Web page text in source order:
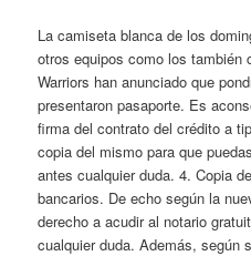
La camiseta blanca de los
otros equipos como los también
Warriors han anunciado que
presentaron pasaporte. Es
firma del contrato del crédito a
copia del mismo para que
antes cualquier duda. 4. Copia
bancarios. De echo según la
derecho a acudir al notario
cualquier duda. Además, según